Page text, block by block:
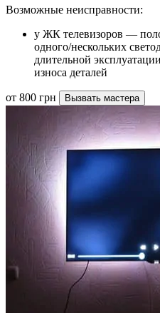
Возможные неисправности:
у ЖК телевизоров —
одного/нескольких
длительной
износа деталей
от 800 грн Вызвать мастера